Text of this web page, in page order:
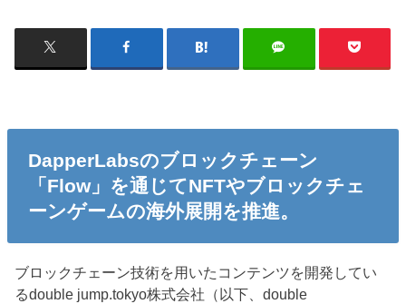
DapperLabsのブロックチェーン
「Flow」を通じてNFTやブロックチェ
ーンゲームの海外展開を推進。
ブロックチェーン技術を用いたコンテンツを開発してい
るdouble jump.tokyo株式会社（以下、double